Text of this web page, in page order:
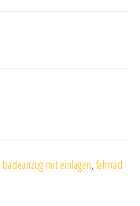
badeanzug mit einlagen, fahrrad